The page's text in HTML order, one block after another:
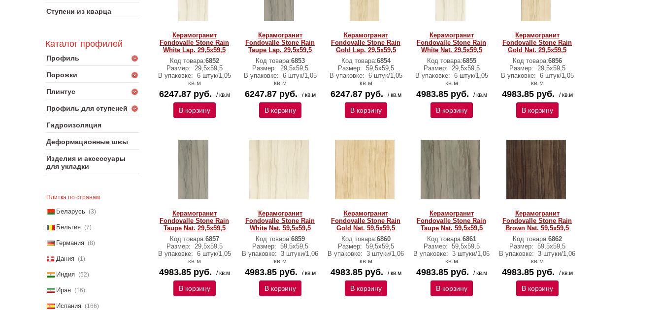
Ступени из кварца
Каталог профилей
Профиль
Порожки
Плинтус
Профиль для ступеней
Гидроизоляция
Деформационные швы
Изделия и аксессуары
для укладки
Плитка по странам
Беларусь (3)
Бельгия (7)
Германия (8)
Дания (1)
Индия (52)
Иран (16)
Испания (166)
Керамогранит
Fondovalle Stone Rain
White Lap. 29,5x59,5
Код товара:6852
Размер: 29,5х59,5
В упаковке: 6 штук/1,05
кв.м
6247.87 руб. / кв.м
В корзину
Керамогранит
Fondovalle Stone Rain
Taupe Lap. 29,5x59,5
Код товара:6853
Размер: 29,5х59,5
В упаковке: 6 штук/1,05
кв.м
6247.87 руб. / кв.м
В корзину
Керамогранит
Fondovalle Stone Rain
Gold Lap. 29,5x59,5
Код товара:6854
Размер: 59,5х59,5
В упаковке: 6 штук/1,05
кв.м
6247.87 руб. / кв.м
В корзину
Керамогранит
Fondovalle Stone Rain
White Nat. 29,5x59,5
Код товара:6855
Размер: 29,5х59,5
В упаковке: 6 штук/1,05
кв.м
4983.85 руб. / кв.м
В корзину
Керамогранит
Fondovalle Stone Rain
Gold Nat. 29,5x59,5
Код товара:6856
Размер: 29,5х59,5
В упаковке: 6 штук/1,05
кв.м
4983.85 руб. / кв.м
В корзину
Керамогранит
Fondovalle Stone Rain
Taupe Nat. 29,5x59,5
Код товара:6857
Размер: 29,5х59,5
В упаковке: 6 штук/1,05
кв.м
4983.85 руб. / кв.м
В корзину
Керамогранит
Fondovalle Stone Rain
White Nat. 59,5x59,5
Код товара:6859
Размер: 59,5х59,5
В упаковке: 3 штуки/1,06
кв.м
4983.85 руб. / кв.м
В корзину
Керамогранит
Fondovalle Stone Rain
Gold Nat. 59,5x59,5
Код товара:6860
Размер: 59,5х59,5
В упаковке: 3 штуки/1,06
кв.м
4983.85 руб. / кв.м
В корзину
Керамогранит
Fondovalle Stone Rain
Taupe Nat. 59,5x59,5
Код товара:6861
Размер: 59,5х59,5
В упаковке: 3 штуки/1,06
кв.м
4983.85 руб. / кв.м
В корзину
Керамогранит
Fondovalle Stone Rain
Brown Nat. 59,5x59,5
Код товара:6862
Размер: 59,5х59,5
В упаковке: 3 штуки/1,06
кв.м
4983.85 руб. / кв.м
В корзину